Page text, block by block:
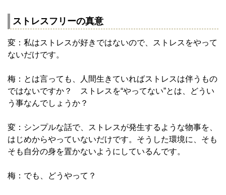
ストレスフリーの真意
変：私はストレスが好きではないので、ストレスをやって
ないだけです。
梅：とは言っても、人間生きていればストレスは伴うもの
ではないですか？ ストレスを“やってない”とは、どうい
う事なんでしょうか？
変：シンプルな話で、ストレスが発生するような物事を、
はじめからやっていないだけです。そうした環境に、そも
そも自分の身を置かないようにしているんです。
梅：でも、どうやって？